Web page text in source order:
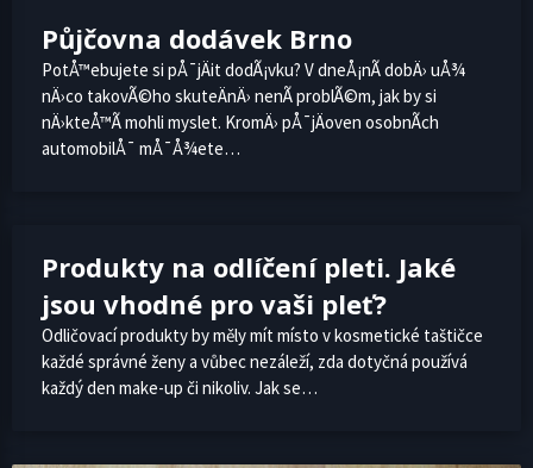
Půjčovna dodávek Brno
PotÅ™ebujete si pÅ¯jÄit dodÃ¡vku? V dneÅ¡nÃ­ dobÄ› uÅ¾
nÄ›co takovÃ©ho skuteÄnÄ› nenÃ­ problÃ©m, jak by si
nÄ›kteÅ™Ã­ mohli myslet. KromÄ› pÅ¯jÄoven osobnÃ­ch
automobilÅ¯ mÅ¯Å¾ete…
Produkty na odlíčení pleti. Jaké
jsou vhodné pro vaši pleť?
Odličovací produkty by měly mít místo v kosmetické taštičce
každé správné ženy a vůbec nezáleží, zda dotyčná používá
každý den make-up či nikoliv. Jak se…